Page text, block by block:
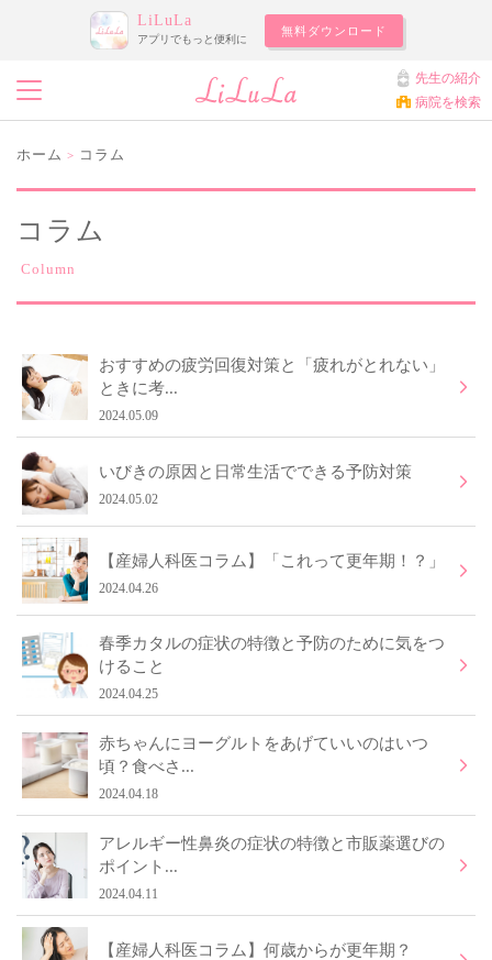
LiLuLa
アプリでもっと便利に
無料ダウンロード
先生の紹介
病院を検索
ホーム > コラム
コラム
Column
おすすめの疲労回復対策と「疲れがとれない」
ときに考...
2024.05.09
いびきの原因と日常生活でできる予防対策
2024.05.02
【産婦人科医コラム】「これって更年期！？」
2024.04.26
春季カタルの症状の特徴と予防のために気をつ
けること
2024.04.25
赤ちゃんにヨーグルトをあげていいのはいつ
頃？食べさ...
2024.04.18
アレルギー性鼻炎の症状の特徴と市販薬選びの
ポイント...
2024.04.11
【産婦人科医コラム】何歳からが更年期？